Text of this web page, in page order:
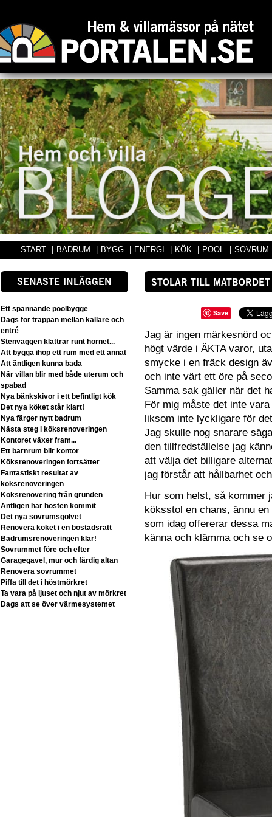
START BADRUM BYGG ENERGI KÖK POOL SOVRUM
SENASTE INLÄGGEN
Ett spännande poolbygge
Dags för trappan mellan källare och
entré
Stenväggen klättrar runt hörnet...
Att bygga ihop ett rum med ett annat
Att äntligen kunna bada
När villan blir med både uterum och
spabad
Nya bänkskivor i ett befintligt kök
Det nya köket står klart!
Nya färger nytt badrum
Nästa steg i köksrenoveringen
Kontoret växer fram...
Ett barnrum blir kontor
Köksrenoveringen fortsätter
Fantastiskt resultat av
köksrenoveringen
Köksrenovering från grunden
Äntligen har hösten kommit
Det nya sovrumsgolvet
Renovera köket i en bostadsrätt
Badrumsrenoveringen klar!
Sovrummet före och efter
Garagegavel, mur och färdig altan
Renovera sovrummet
Piffa till det i höstmörkret
Ta vara på ljuset och njut av mörkret
Dags att se över värmesystemet
STOLAR TILL MATBORDET
Save
Jag är ingen märkesnörd
högt värde i ÄKTA varor,
smycke i en fräck design
och inte värt ett öre på
Samma sak gäller när det
För mig måste det inte
liksom inte lyckligare för
Jag skulle nog snarare
den tillfredställelse jag
att välja det billigare
jag förstår att hållbarhet
Hur som helst, så kommer
köksstol en chans, ännu
som idag offererar dessa
känna och klämma och se